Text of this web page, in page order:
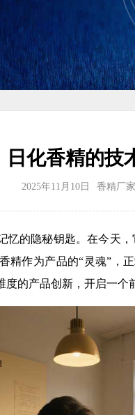
日化香精的技
2025年11月10日 香精厂家
忆的隐秘钥匙。在今天
精作为产品的“灵魂”，
的产品创新，开启一个